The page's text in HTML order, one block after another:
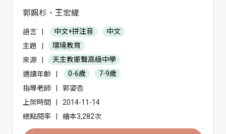
郭姵杉、王宏緯
語言 | 中文+拼注音
中文
主題
|
環境教育
來源
|
天主教振聲高級中學
適讀年齡
| 0-6歲
7-9歲
指導老師
|
郭姿杏
上架時間
|
2014-11-14
總點閱率
| 繪本3,282次